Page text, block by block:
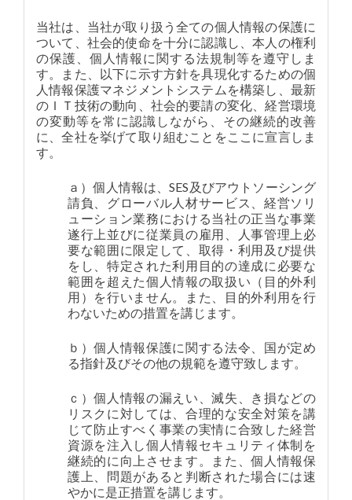
当社は、当社が取り扱う全ての個人情報の保護に
ついて、社会的使命を十分に認識し、本人の権利
の保護、個人情報に関する法規制等を遵守しま
す。また、以下に示す方針を具現化するための個
人情報保護マネジメントシステムを構築し、最新
のＩＴ技術の動向、社会的要請の変化、経営環境
の変動等を常に認識しながら、その継続的改善
に、全社を挙げて取り組むことをここに宣言しま
す。
ａ）個人情報は、SES及びアウトソーシング
請負、グローバル人材サービス、経営ソリ
ューション業務における当社の正当な事業
遂行上並びに従業員の雇用、人事管理上必
要な範囲に限定して、取得・利用及び提供
をし、特定された利用目的の達成に必要な
範囲を超えた個人情報の取扱い（目的外利
用）を行いません。また、目的外利用を行
わないための措置を講じます。
ｂ）個人情報保護に関する法令、国が定め
る指針及びその他の規範を遵守致します。
ｃ）個人情報の漏えい、滅失、き損などの
リスクに対しては、合理的な安全対策を講
じて防止すべく事業の実情に合致した経営
資源を注入し個人情報セキュリティ体制を
継続的に向上させます。また、個人情報保
護上、問題があると判断された場合には速
やかに是正措置を講じます。